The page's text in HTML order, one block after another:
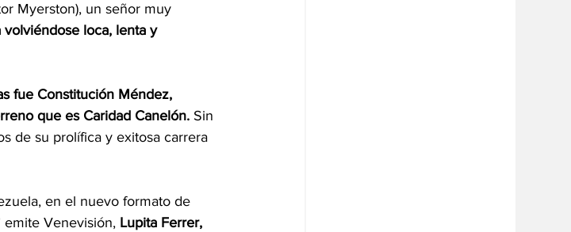
Myerston), un señor muy
volviéndose loca, lenta y
fue Constitución Méndez,
que es Caridad Canelón. Sin
de su prolífica y exitosa carrera
en el nuevo formato de
emite Venevisión, Lupita Ferrer,